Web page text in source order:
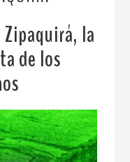
Zipaquirá, la
de los